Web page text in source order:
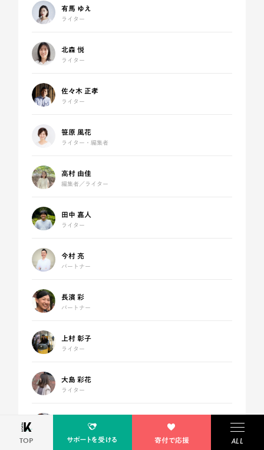
有馬 ゆえ
ライター
北森 悦
ライター
佐々木 正孝
ライター
笹原 風花
ライター・編集者
高村 由佳
編集者／ライター
田中 嘉人
ライター
今村 亮
パートナー
長濱 彩
パートナー
上村 彰子
ライター
大島 彩花
ライター
竹下 美穂子
編集者／ライター
TOP サポートを受ける 寄付で応援